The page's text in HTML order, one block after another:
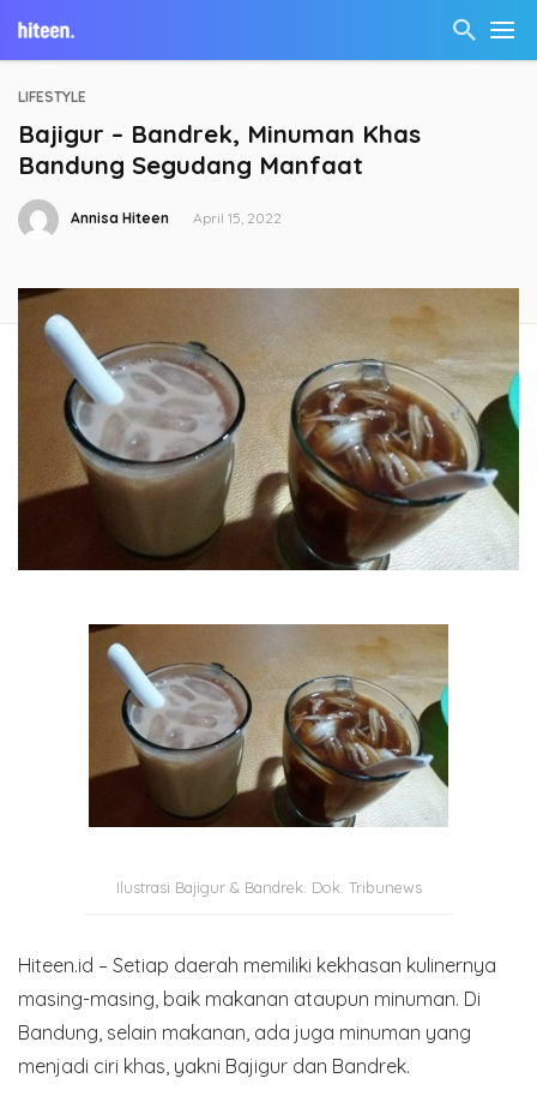
LIFESTYLE
Bajigur – Bandrek, Minuman Khas
Bandung Segudang Manfaat
Annisa Hiteen April 15, 2022
Ilustrasi Bajigur & Bandrek. Dok. Tribunews
Hiteen.id – Setiap daerah memiliki kekhasan kulinernya
masing-masing, baik makanan ataupun minuman. Di
Bandung, selain makanan, ada juga minuman yang
menjadi ciri khas, yakni Bajigur dan Bandrek.